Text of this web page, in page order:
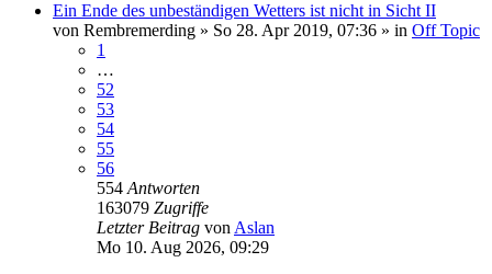
Ein Ende des unbeständigen Wetters ist nicht in Sicht II
von Rembremerding » So 28. Apr 2019, 07:36 » in Off Topic
1
…
52
53
54
55
56
554 Antworten
163079 Zugriffe
Letzter Beitrag von Aslan
Mo 10. Aug 2026, 09:29